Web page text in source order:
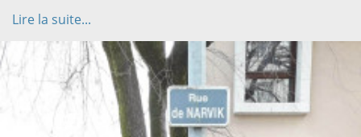
Lire la suite...